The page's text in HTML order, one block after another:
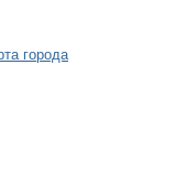
города